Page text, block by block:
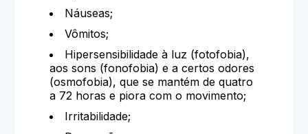
Náuseas;
Vômitos;
Hipersensibilidade à luz (fotofobia),
aos sons (fonofobia) e a certos odores
(osmofobia), que se mantém de quatro
a 72 horas e piora com o movimento;
Irritabilidade;